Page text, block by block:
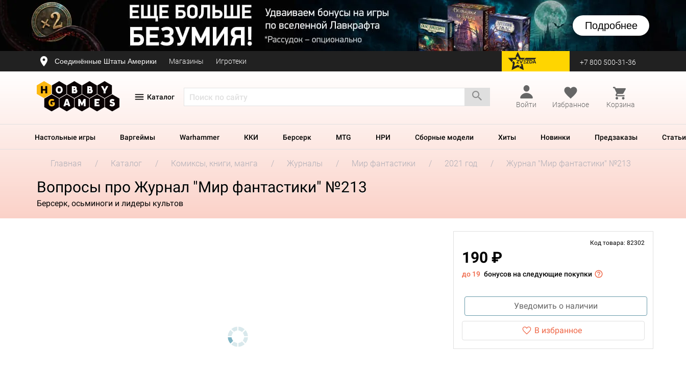
Подробнее
Соединённые Штаты Америки Магазины Игротеки перейти на Zvezda +7 800 500-31-36
Каталог
Войти
Избранное Корзина
Настольные игры Варгеймы Warhammer ККИ Берсерк MTG НРИ Сборные модели Хиты Новинки Предзаказы Статьи
Главная Каталог Комиксы, книги, манга Журналы Мир фантастики 2021 год Журнал "Мир фантастики" №213
Вопросы про Журнал "Мир фантастики" №213
Берсерк, осьминоги и лидеры культов
Код товара: 82302
190 ₽
до 19 бонусов на следующие покупки
Уведомить о наличии
В избранное